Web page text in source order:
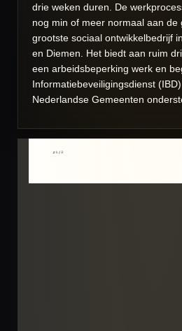
drie weken duren. De
nog min of meer normaal aan de
grootste sociaal ontwikkelbedrijf
en Diemen. Het biedt aan ruim
een arbeidsbeperking werk en
Informatiebeveiligingsdienst
Nederlandse Gemeenten